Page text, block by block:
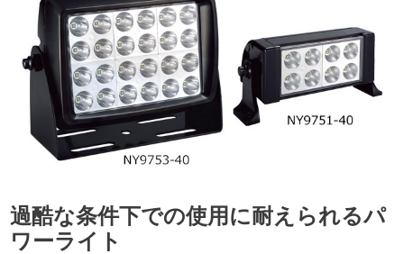
過酷な条件下での使用に耐えられるパ
ワーライト